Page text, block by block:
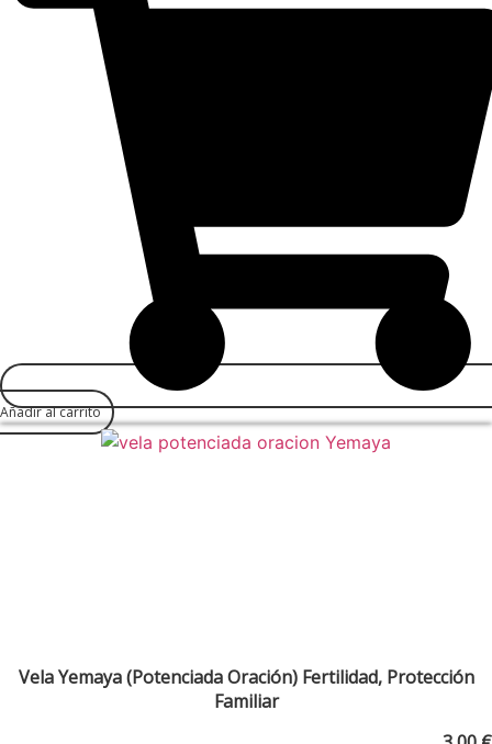
Añadir al carrito
Vela Yemaya (Potenciada Oración) Fertilidad, Protección
Familiar